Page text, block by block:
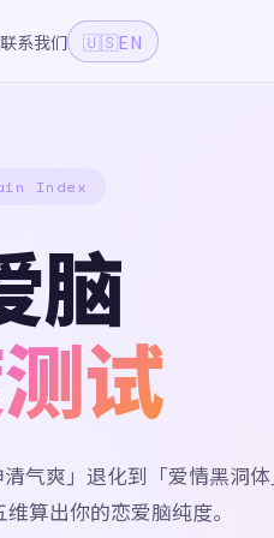
联系我们 🇺🇸EN
Index
脑
试
气爽」退化到「爱情黑洞
算出你的恋爱脑纯度。